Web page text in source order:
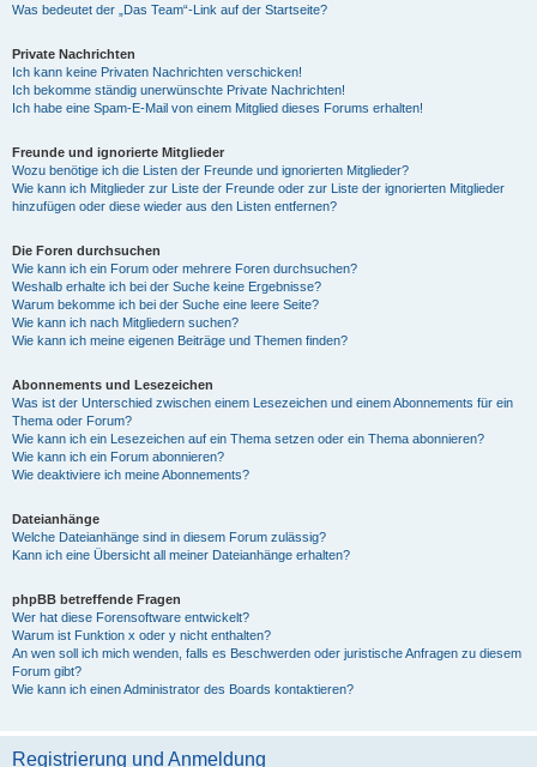
Was bedeutet der „Das Team“-Link auf der Startseite?
Private Nachrichten
Ich kann keine Privaten Nachrichten verschicken!
Ich bekomme ständig unerwünschte Private Nachrichten!
Ich habe eine Spam-E-Mail von einem Mitglied dieses Forums erhalten!
Freunde und ignorierte Mitglieder
Wozu benötige ich die Listen der Freunde und ignorierten Mitglieder?
Wie kann ich Mitglieder zur Liste der Freunde oder zur Liste der ignorierten Mitglieder
hinzufügen oder diese wieder aus den Listen entfernen?
Die Foren durchsuchen
Wie kann ich ein Forum oder mehrere Foren durchsuchen?
Weshalb erhalte ich bei der Suche keine Ergebnisse?
Warum bekomme ich bei der Suche eine leere Seite?
Wie kann ich nach Mitgliedern suchen?
Wie kann ich meine eigenen Beiträge und Themen finden?
Abonnements und Lesezeichen
Was ist der Unterschied zwischen einem Lesezeichen und einem Abonnements für ein
Thema oder Forum?
Wie kann ich ein Lesezeichen auf ein Thema setzen oder ein Thema abonnieren?
Wie kann ich ein Forum abonnieren?
Wie deaktiviere ich meine Abonnements?
Dateianhänge
Welche Dateianhänge sind in diesem Forum zulässig?
Kann ich eine Übersicht all meiner Dateianhänge erhalten?
phpBB betreffende Fragen
Wer hat diese Forensoftware entwickelt?
Warum ist Funktion x oder y nicht enthalten?
An wen soll ich mich wenden, falls es Beschwerden oder juristische Anfragen zu diesem
Forum gibt?
Wie kann ich einen Administrator des Boards kontaktieren?
Registrierung und Anmeldung